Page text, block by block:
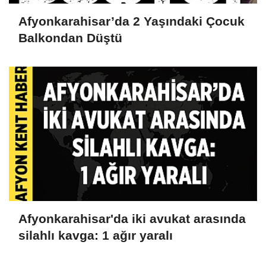
Afyonkarahisar’da 2 Yaşındaki Çocuk
Balkondan Düştü
Afyonkarahisar'da iki avukat arasında
silahlı kavga: 1 ağır yaralı